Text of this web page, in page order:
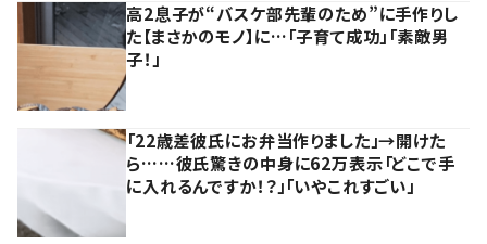
高2息子が“バスケ部先輩のため”に手作りし
た【まさかのモノ】に…「子育て成功」「素敵男
子！」
「22歳差彼氏にお弁当作りました」→開けた
ら……彼氏驚きの中身に62万表示「どこで手
に入れるんですか！？」「いやこれすごい」